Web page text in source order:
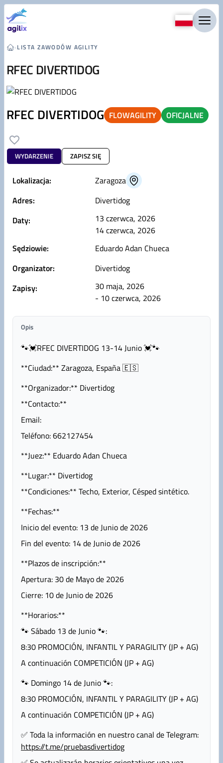
Przejdź do treści
›LISTA ZAWODÓW AGILITY
RFEC DIVERTIDOG
RFEC DIVERTIDOG FLOWAGILITY OFICJALNE
WYDARZENIE ZAPISZ SIĘ
Lokalizacja:
Zaragoza
Adres:
Divertidog
Daty:
13 czerwca, 2026
14 czerwca, 2026
Sędziowie:
Eduardo Adan Chueca
Organizator:
Divertidog
Zapisy:
30 maja, 2026
- 10 czerwca, 2026
Opis
🐾💓RFEC DIVERTIDOG 13-14 Junio 💓🐾
**Ciudad:** Zaragoza, España 🇪🇸
**Organizador:** Divertidog
**Contacto:**
Email:
Teléfono: 662127454
**Juez:** Eduardo Adan Chueca
**Lugar:** Divertidog
**Condiciones:** Techo, Exterior, Césped sintético.
**Fechas:**
Inicio del evento: 13 de Junio de 2026
Fin del evento: 14 de Junio de 2026
**Plazos de inscripción:**
Apertura: 30 de Mayo de 2026
Cierre: 10 de Junio de 2026
**Horarios:**
🐾 Sábado 13 de Junio 🐾:
8:30 PROMOCIÓN, INFANTIL Y PARAGILITY (JP + AG)
A continuación COMPETICIÓN (JP + AG)
🐾 Domingo 14 de Junio 🐾:
8:30 PROMOCIÓN, INFANTIL Y PARAGILITY (JP + AG)
A continuación COMPETICIÓN (JP + AG)
✅ Toda la información en nuestro canal de Telegram:
https://t.me/pruebasdivertidog